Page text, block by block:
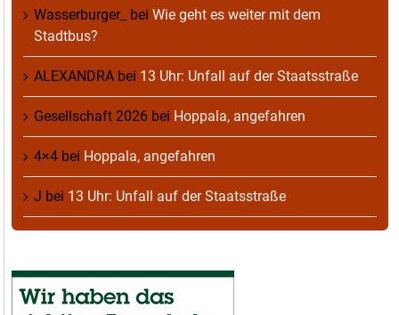
Wasserburger_ bei Wie geht es weiter mit dem
Stadtbus?
ALEXANDRA bei 13 Uhr: Unfall auf der Staatsstraße
Gesellschaft 2026 bei Hoppala, angefahren
4×4 bei Hoppala, angefahren
J bei 13 Uhr: Unfall auf der Staatsstraße